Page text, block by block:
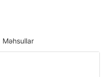
Məhsullar